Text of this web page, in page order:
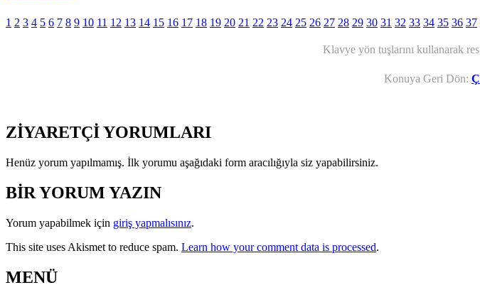
1 2 3 4 5 6 7 8 9 10 11 12 13 14 15 16 17 18 19 20 21 22 23 24 25 26 27 28 29 30 31 32 33 34 35 36 37
Klavye yön tuşlarını kullanarak
Konuya Geri Dön:
ZİYARETÇİ YORUMLARI
Henüz yorum yapılmamış. İlk yorumu aşağıdaki form aracılığıyla siz yapabilirsiniz.
BİR YORUM YAZIN
Yorum yapabilmek için giriş yapmalısınız.
This site uses Akismet to reduce spam. Learn how your comment data is processed.
MENÜ